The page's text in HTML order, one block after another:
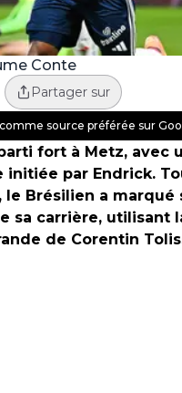
Conte
Partager sur
source préférée sur
parti fort à Metz, avec
initiée par Endrick.
le Brésilien a
sa carrière, utilisant
de Corentin